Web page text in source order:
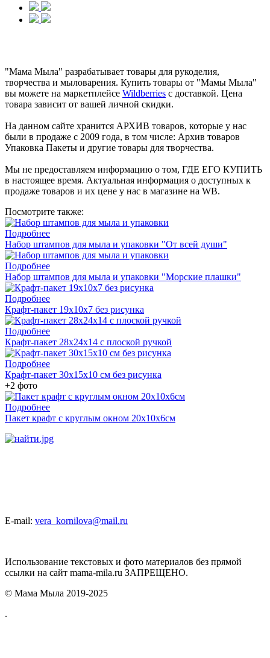
"Мама Мыла" разрабатывает товары для рукоделия,
творчества и мыловарения. Купить товары от "Мамы Мыла"
вы можете на маркетплейсе Wildberries с доставкой. Цена
товара зависит от вашей личной скидки.
На данном сайте хранится АРХИВ товаров, которые у нас
были в продаже с 2009 года, в том числе: Архив товаров
Упаковка Пакеты и другие товары для творчества.
Мы не предоставляем информацию о том, ГДЕ ЕГО КУПИТЬ
в настоящее время. Актуальная информация о доступных к
продаже товаров и их цене у нас в магазине на WB.
Посмотрите также:
Подробнее
Набор штампов для мыла и упаковки "От всей души"
Подробнее
Набор штампов для мыла и упаковки "Морские плашки"
Подробнее
Крафт-пакет 19х10х7 без рисунка
Подробнее
Крафт-пакет 28х24х14 с плоской ручкой
Подробнее
Крафт-пакет 30х15х10 см без рисунка
+2 фото
Подробнее
Пакет крафт с круглым окном 20х10х6см
E-mail: vera_kornilova@mail.ru
Использование текстовых и фото материалов без прямой
ссылки на сайт mama-mila.ru ЗАПРЕЩЕНО.
© Мама Мыла 2019-2025
.